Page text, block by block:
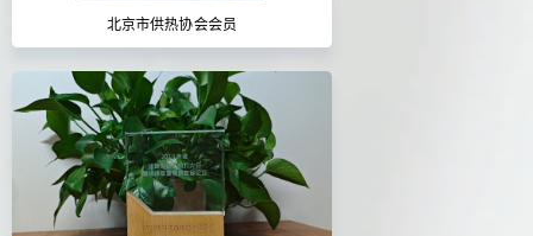
北京市供热协会会员